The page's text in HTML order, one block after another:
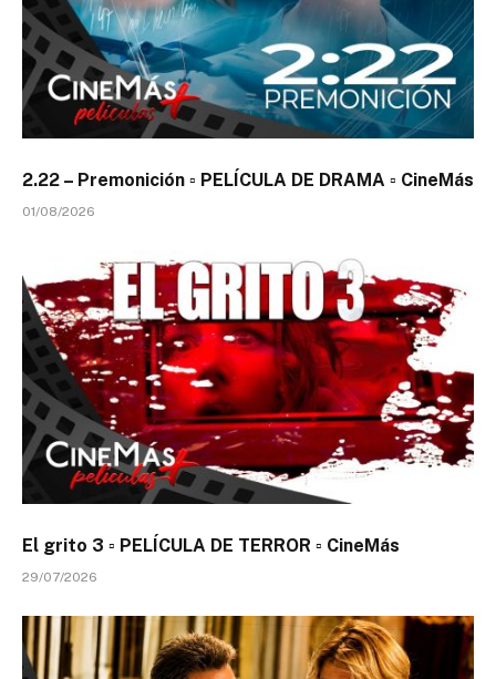
2.22 – Premonición ▫️ PELÍCULA DE DRAMA ▫️ CineMás
01/08/2026
El grito 3 ▫️ PELÍCULA DE TERROR ▫️ CineMás
29/07/2026